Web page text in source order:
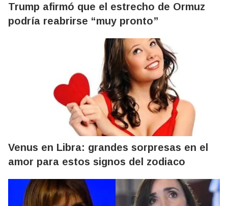
Trump afirmó que el estrecho de Ormuz
podría reabrirse “muy pronto”
Venus en Libra: grandes sorpresas en el
amor para estos signos del zodiaco